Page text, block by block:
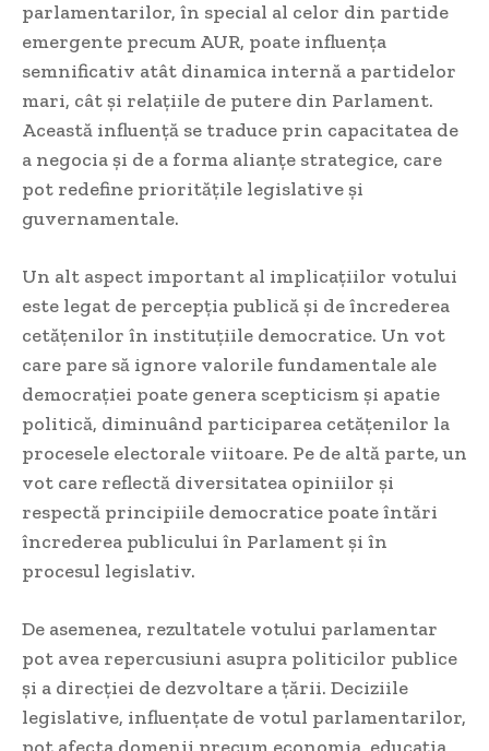
parlamentarilor, în special al celor din partide
emergente precum AUR, poate influența
semnificativ atât dinamica internă a partidelor
mari, cât și relațiile de putere din Parlament.
Această influență se traduce prin capacitatea de
a negocia și de a forma alianțe strategice, care
pot redefine prioritățile legislative și
guvernamentale.
Un alt aspect important al implicațiilor votului
este legat de percepția publică și de încrederea
cetățenilor în instituțiile democratice. Un vot
care pare să ignore valorile fundamentale ale
democrației poate genera scepticism și apatie
politică, diminuând participarea cetățenilor la
procesele electorale viitoare. Pe de altă parte, un
vot care reflectă diversitatea opiniilor și
respectă principiile democratice poate întări
încrederea publicului în Parlament și în
procesul legislativ.
De asemenea, rezultatele votului parlamentar
pot avea repercusiuni asupra politicilor publice
și a direcției de dezvoltare a țării. Deciziile
legislative, influențate de votul parlamentarilor,